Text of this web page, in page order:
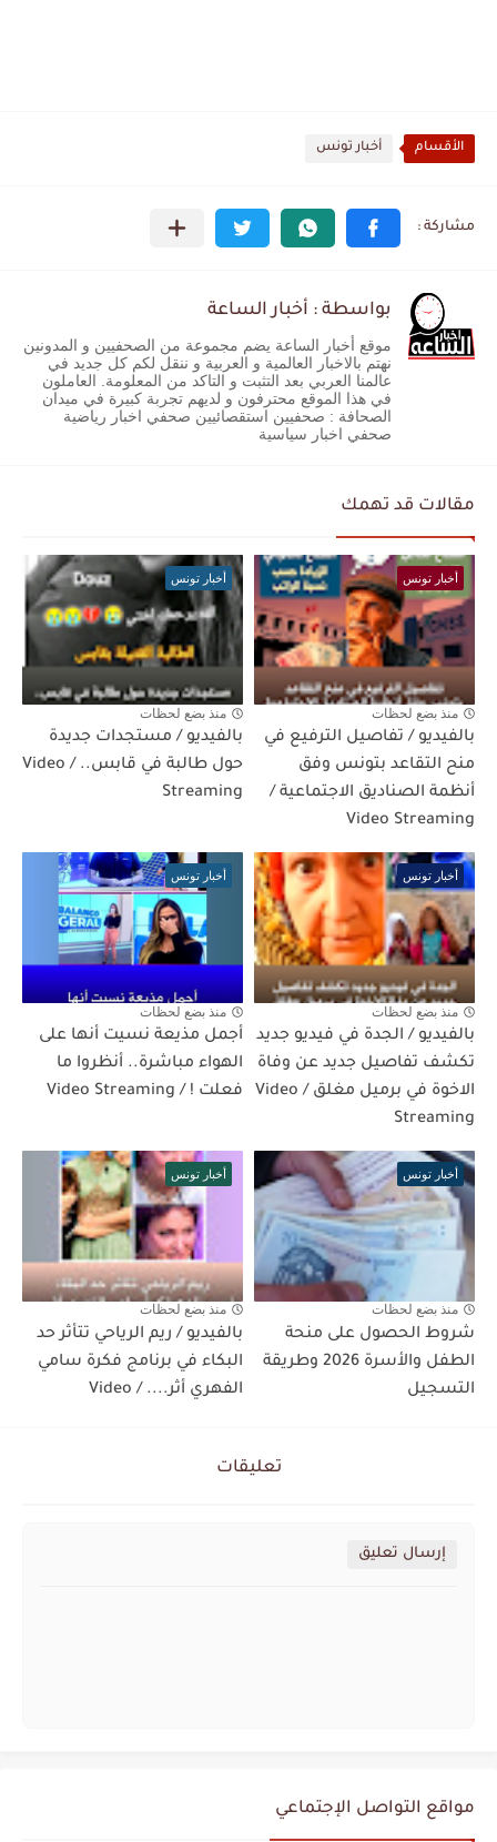
الأقسام أخبار تونس
بواسطة : أخبار الساعة
موقع أخبار الساعة يضم مجموعة من الصحفيين و المدونين
نهتم بالاخبار العالمية و العربية و ننقل لكم كل جديد في
عالمنا العربي بعد التثبت و التاكد من المعلومة. العاملون
في هذا الموقع محترفون و لديهم تجربة كبيرة في ميدان
الصحافة : صحفيين استقصائيين صحفي اخبار رياضية
صحفي اخبار سياسية
مقالات قد تهمك
أخبار تونس
منذ بضع لحظات
بالفيديو / تفاصيل الترفيع في
منح التقاعد بتونس وفق
أنظمة الصناديق الاجتماعية /
Video Streaming
أخبار تونس
منذ بضع لحظات
بالفيديو / مستجدات جديدة
حول طالبة في قابس.. / Video
Streaming
أخبار تونس
منذ بضع لحظات
بالفيديو / الجدة في فيديو جديد
تكشف تفاصيل جديد عن وفاة
الاخوة في برميل مغلق / Video
Streaming
أخبار تونس
منذ بضع لحظات
أجمل مذيعة نسيت أنها على
الهواء مباشرة.. أنظروا ما
فعلت ! / Video Streaming
أخبار تونس
منذ بضع لحظات
شروط الحصول على منحة
الطفل والأسرة 2026 وطريقة
التسجيل
أخبار تونس
منذ بضع لحظات
بالفيديو / ريم الرياحي تتأثر حد
البكاء في برنامج فكرة سامي
الفهري أثر.... / Video
تعليقات
إرسال تعليق
مواقع التواصل الإجتماعي